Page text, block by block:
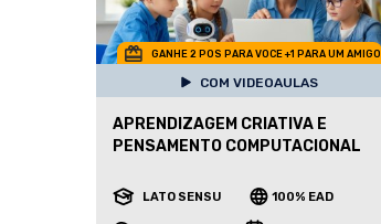
GANHE 2 POS PARA VOCE +1 PARA UM AMIGO
COM VIDEOAULAS
APRENDIZAGEM CRIATIVA E
PENSAMENTO COMPUTACIONAL
LATO SENSU 100% EAD